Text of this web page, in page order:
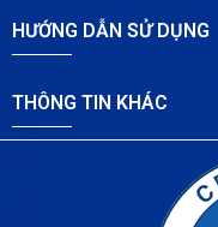
HƯỚNG DẪN SỬ DỤNG
THÔNG TIN KHÁC